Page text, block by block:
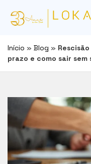
Início » Blog »
prazo e como sair sem